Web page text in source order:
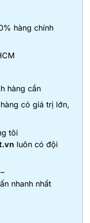
hàng chính
hàng cần
có giá trị lớn,
tôi
luôn có đội
–
nhanh nhất